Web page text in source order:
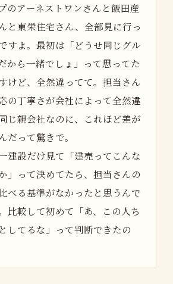
のアーネストワンさんと飯田産
と東栄住宅さん、全部見に行っ
すよ。最初は「どうせ同じグル
から一緒でしょ」って思ってた
けど、全然違ってて。担当さん
の丁寧さが会社によって全然違
じ親会社なのに、これほど差が
だって驚きで。
建設だけ見て「建売ってこんな
」って決めてたら、担当さんの
べる基準がなかったと思うんで
比較して初めて「あ、この人ち
してるな」って判断できたの